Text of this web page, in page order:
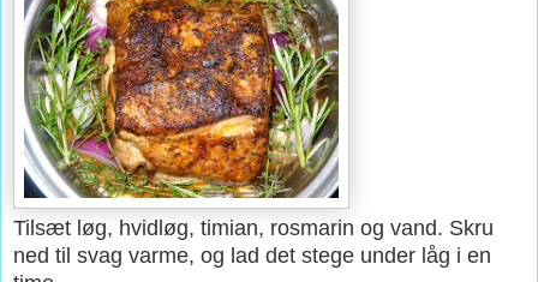
Tilsæt løg, hvidløg, timian, rosmarin og vand. Skru
ned til svag varme, og lad det stege under låg i en